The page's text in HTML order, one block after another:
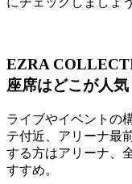
EZRA
座席はどこが人気
ライブやイベントの
テ付近、アリーナ最
する方はアリーナ、
すすめ。